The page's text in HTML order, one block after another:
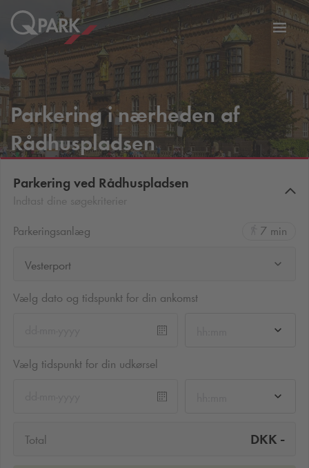
Slå
Parkering i nærheden af
Rådhuspladsen
Parkering ved Rådhuspladsen
Parkeringsanlæg
7 min
Vesterport
Vælg dato og tidspunkt for din ankomst
Vælg tidspunkt for din udkørsel
Total DKK -